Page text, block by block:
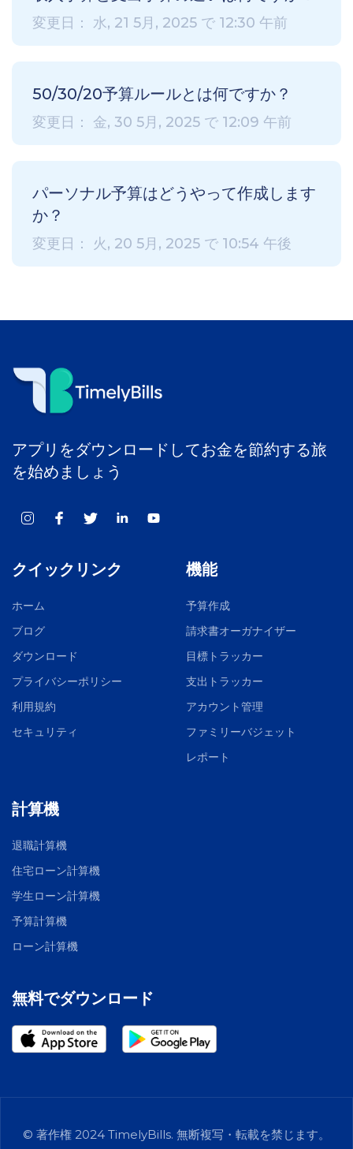
変更日： 水, 21 5月, 2025 で 12:30 午前
50/30/20予算ルールとは何ですか？
変更日： 金, 30 5月, 2025 で 12:09 午前
パーソナル予算はどうやって作成します
か？
変更日： 火, 20 5月, 2025 で 10:54 午後
アプリをダウンロードしてお金を節約する旅
を始めましょう
クイックリンク
ホーム
ブログ
ダウンロード
プライバシーポリシー
利用規約
セキュリティ
機能
予算作成
請求書オーガナイザー
目標トラッカー
支出トラッカー
アカウント管理
ファミリーバジェット
レポート
計算機
退職計算機
住宅ローン計算機
学生ローン計算機
予算計算機
ローン計算機
無料でダウンロード
© 著作権 2024 TimelyBills. 無断複写・転載を禁じます。